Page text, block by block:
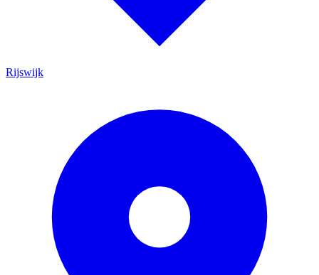
Rijswijk